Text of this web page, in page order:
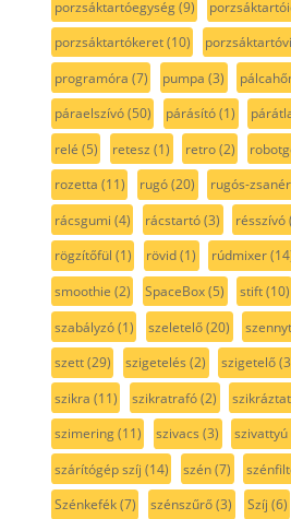
porzsáktartóegység(9)
porzsáktartókeret(10)
programóra (7) pumpa (3)
páraelszívó(50) párásító(1)
relé (5) retesz (1) retro(2)
rozetta (11) rugó(20) rugós-zsanér
rácsgumi (4) rácstartó(3) résszívó
rögzítőfül (1) rövid(1) rúdmixer
smoothie (2) SpaceBox(5) stift(10)
szabályzó(1) szeletelő(20)
szett(29) szigetelés (2) szigetelő
szikra (11) szikratrafó(2)
szimering(11) szivacs (3) szivattyú
szárítógép szíj (14) szén(7)
Szénkefék(7) szénszűrő(3) Szíj (6)